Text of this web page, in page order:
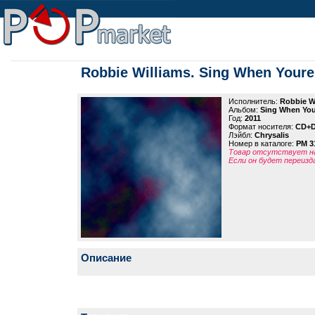
Robbie Williams. Sing When
Исполнитель: Robbie
Альбом: Sing When
Год: 2011
Формат носителя:
Лэйбл: Chrysalis
Номер в каталоге: PM
Товар отсутствует
Если он будет
Описание